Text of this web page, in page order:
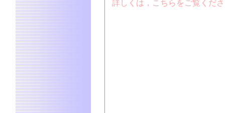
詳しくは，こちらをご覧くだ